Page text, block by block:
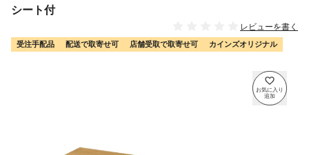
シート付
レビューを書く
受注手配品 配送で取寄せ可 店舗受取で取寄せ可 カインズオリジナル